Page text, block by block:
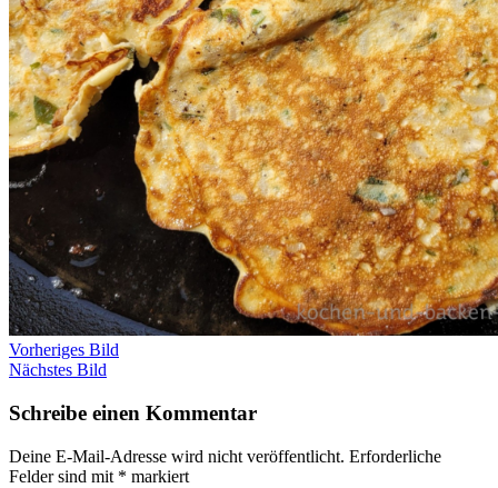
Vorheriges Bild
Nächstes Bild
Schreibe einen Kommentar
Deine E-Mail-Adresse wird nicht veröffentlicht. Erforderliche
Felder sind mit * markiert